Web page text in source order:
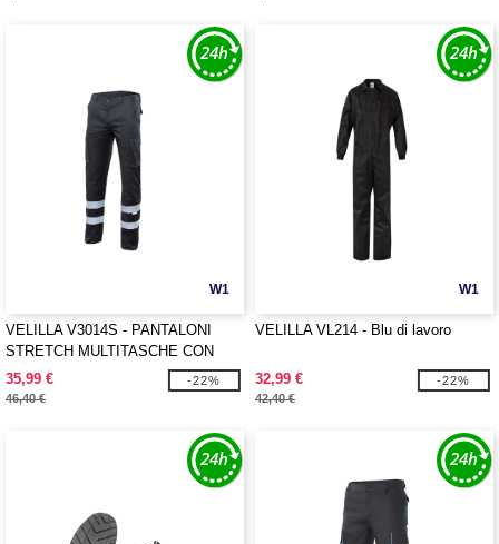
W1
VELILLA V3014S - PANTALONI
STRETCH MULTITASCHE CON
BANDE RIFLETTENTI
35,99 €
46,40 €
-22%
W1
VELILLA VL214 - Blu di lavoro
32,99 €
42,40 €
-22%